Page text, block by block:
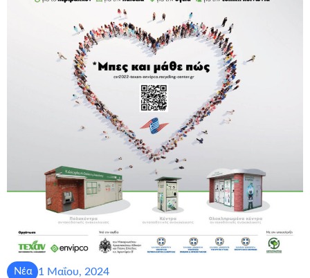
Νέα 1 Μαΐου, 2024